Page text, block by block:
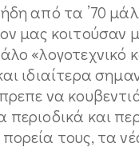
από τα ’70
μας κοιτούσαν
ιδιαίτερα
να
και
τους, τα